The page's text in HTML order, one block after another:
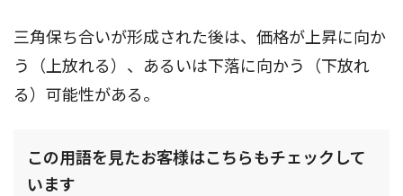
三角保ち合いが形成された後は、価格が上昇に向か
う（上放れる）、あるいは下落に向かう（下放れ
る）可能性がある。
この用語を見たお客様はこちらもチェックして
います